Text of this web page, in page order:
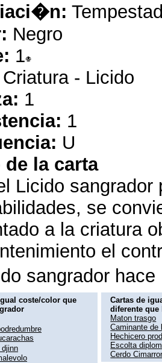
Negro
1
Criatura - Licido
1
1
U
de la carta
Licido sangrador
se
a la criatura
el
sangrador
coste/color que
Cartas de
diferente
Maton trasgo
Caminante de
Hechicero
Escolta
Cerdo